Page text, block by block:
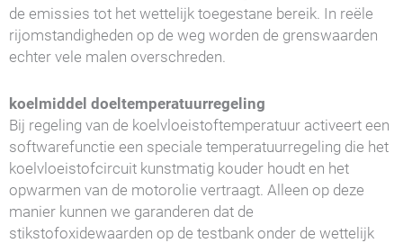
de emissies tot het wettelijk toegestane bereik. In reële
rijomstandigheden op de weg worden de grenswaarden
echter vele malen overschreden.
koelmiddel doeltemperatuurregeling
Bij regeling van de koelvloeistoftemperatuur activeert een
softwarefunctie een speciale temperatuurregeling die het
koelvloeistofcircuit kunstmatig kouder houdt en het
opwarmen van de motorolie vertraagt. Alleen op deze
manier kunnen we garanderen dat de
stikstofoxidewaarden op de testbank onder de wettelijk